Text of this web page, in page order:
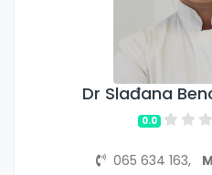
Dr Slađana
0.0
065 634 163,